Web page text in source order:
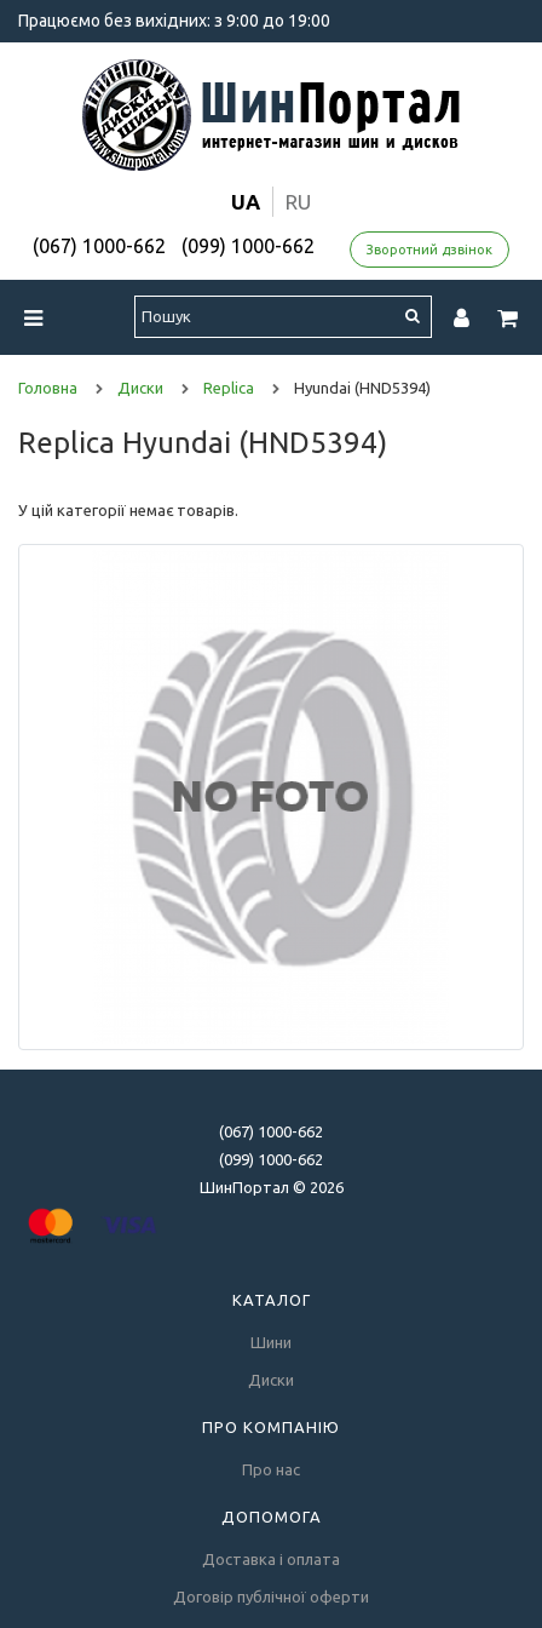
Працюємо без вихідних: з 9:00 до 19:00
UA RU
(067) 1000-662 (099) 1000-662 Зворотний дзвінок
Головна Диски Replica Hyundai (HND5394)
Replica Hyundai (HND5394)
У цій категорії немає товарів.
(067) 1000-662
(099) 1000-662
ШинПортал © 2026
КАТАЛОГ
Шини
Диски
ПРО КОМПАНІЮ
Про нас
ДОПОМОГА
Доставка і оплата
Договір публічної оферти